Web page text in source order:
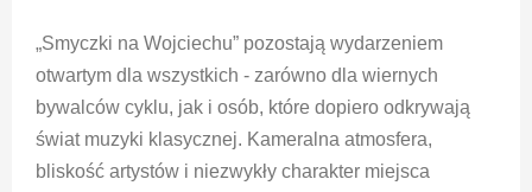
„Smyczki na Wojciechu” pozostają wydarzeniem
otwartym dla wszystkich - zarówno dla wiernych
bywalców cyklu, jak i osób, które dopiero odkrywają
świat muzyki klasycznej. Kameralna atmosfera,
bliskość artystów i niezwykły charakter miejsca